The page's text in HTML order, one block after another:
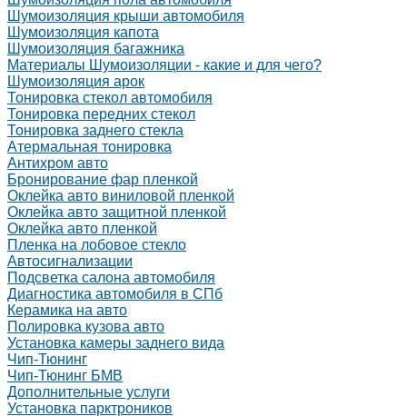
Шумоизоляция крыши автомобиля
Шумоизоляция капота
Шумоизоляция багажника
Материалы Шумоизоляции - какие и для чего?
Шумоизоляция арок
Тонировка стекол автомобиля
Тонировка передних стекол
Тонировка заднего стекла
Атермальная тонировка
Антихром авто
Бронирование фар пленкой
Оклейка авто виниловой пленкой
Оклейка авто защитной пленкой
Оклейка авто пленкой
Пленка на лобовое стекло
Автосигнализации
Подсветка салона автомобиля
Диагностика автомобиля в СПб
Керамика на авто
Полировка кузова авто
Установка камеры заднего вида
Чип-Тюнинг
Чип-Тюнинг БМВ
Дополнительные услуги
Установка парктроников